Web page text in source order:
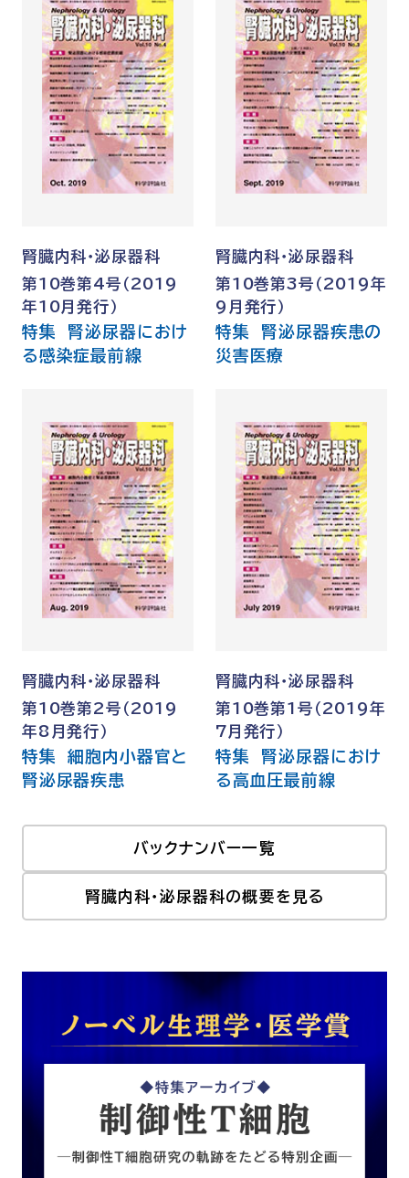
腎臓内科・泌尿器科
第10巻第4号（2019
年10月発行）
特集 腎泌尿器におけ
る感染症最前線
腎臓内科・泌尿器科
第10巻第3号（2019年
9月発行）
特集 腎泌尿器疾患の
災害医療
腎臓内科・泌尿器科
第10巻第2号（2019
年8月発行）
特集 細胞内小器官と
腎泌尿器疾患
腎臓内科・泌尿器科
第10巻第1号（2019年
7月発行）
特集 腎泌尿器におけ
る高血圧最前線
バックナンバー一覧
腎臓内科・泌尿器科の概要を見る